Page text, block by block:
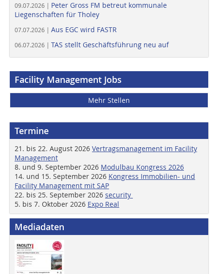
09.07.2026 | Peter Gross FM betreut kommunale
Liegenschaften für Tholey
07.07.2026 | Aus EGC wird FASTR
06.07.2026 | TAS stellt Geschäftsführung neu auf
Facility Management Jobs
Mehr Stellen
Termine
21. bis 22. August 2026 Vertragsmanagement im Facility
Management
8. und 9. September 2026 Modulbau Kongress 2026
14. und 15. September 2026 Kongress Immobilien- und
Facility Management mit SAP
22. bis 25. September 2026 security
5. bis 7. Oktober 2026 Expo Real
Mediadaten